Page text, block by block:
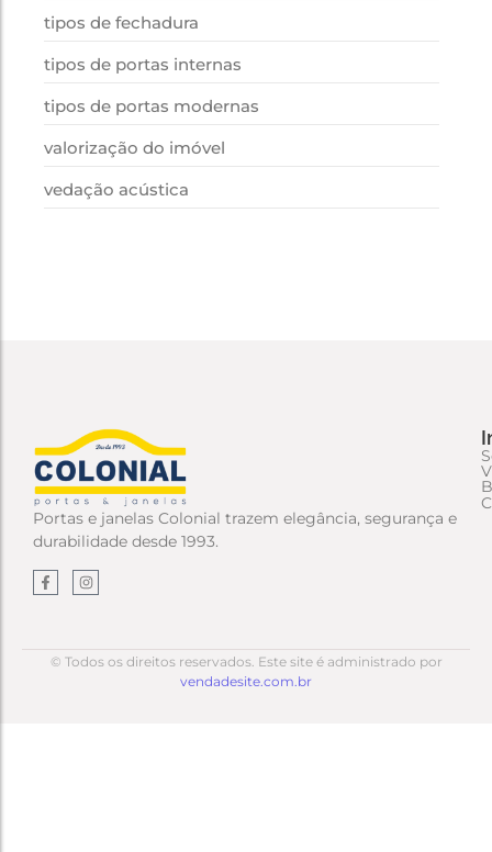
tipos de fechadura
tipos de portas internas
tipos de portas modernas
valorização do imóvel
vedação acústica
Portas e janelas Colonial trazem elegância, segurança e
durabilidade desde 1993.
© Todos os direitos reservados. Este site é administrado por
vendadesite.com.br